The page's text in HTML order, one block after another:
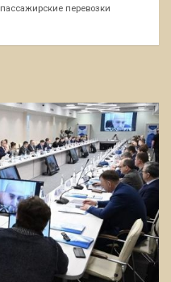
пассажирские перевозки